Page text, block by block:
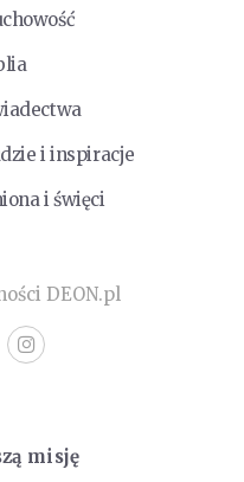
i inspiracje
i święci
DEON.pl
misję